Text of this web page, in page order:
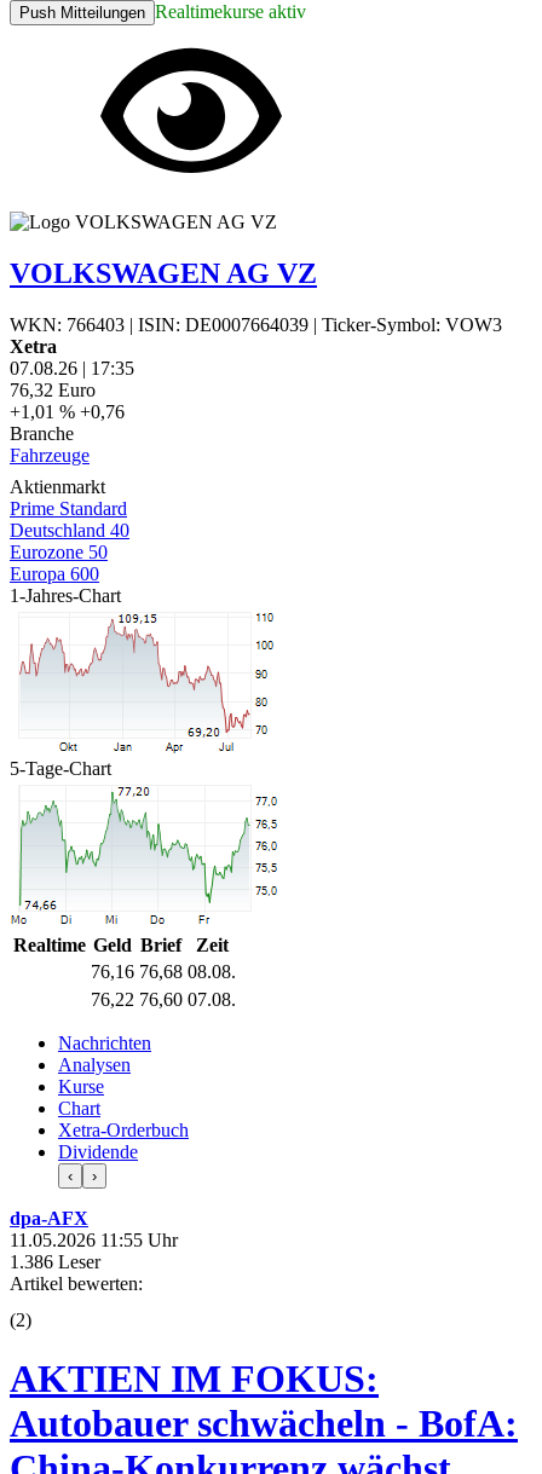
Push Mitteilungen Realtimekurse aktiv
VOLKSWAGEN AG VZ
WKN: 766403 | ISIN: DE0007664039 | Ticker-Symbol: VOW3
Xetra
07.08.26 | 17:35
76,32 Euro
+1,01 % +0,76
Branche
Fahrzeuge
Aktienmarkt
Prime Standard
Deutschland 40
Eurozone 50
Europa 600
1-Jahres-Chart
5-Tage-Chart
Realtime Geld Brief
Zeit
76,16 76,68 08.08.
76,22 76,60 07.08.
Nachrichten
Analysen
Kurse
Chart
Xetra-Orderbuch
Dividende
‹ ›
dpa-AFX
11.05.2026 11:55 Uhr
1.386 Leser
Artikel bewerten:
(2)
AKTIEN IM FOKUS:
Autobauer schwächeln - BofA: